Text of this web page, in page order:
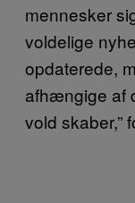
mennesker
voldelige
opdaterede,
afhængige af
vold skaber,”